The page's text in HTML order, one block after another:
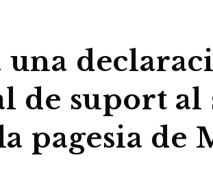
una
de suport al
pagesia de